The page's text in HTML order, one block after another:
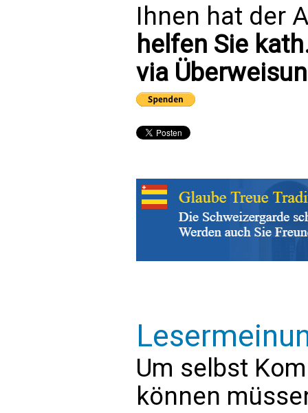
Ihnen hat der
helfen Sie
via
Um selbst
können